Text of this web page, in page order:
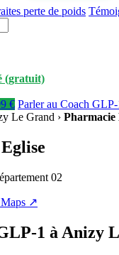
perte de poids
(gratuit)
€ Parler au Coach GLP-
Le Grand › Pharmacie
02
↗
1 à Anizy